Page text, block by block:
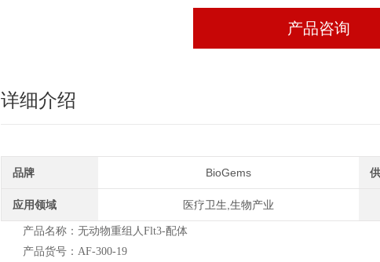
产品咨询
详细介绍
品牌 BioGems
应用领域 医疗卫生,生物产业
产品名称：无动物重组人Flt3-配体
产品货号：AF-300-19